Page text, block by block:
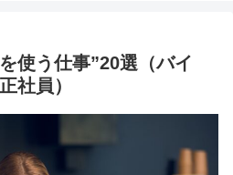
使う仕事”20選（バイ
社員）